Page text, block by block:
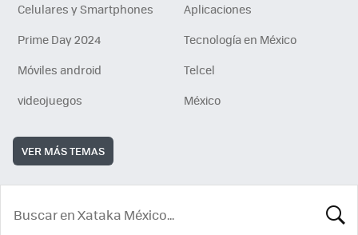
Celulares y Smartphones
Aplicaciones
Prime Day 2024
Tecnología en México
Móviles android
Telcel
videojuegos
México
VER MÁS TEMAS